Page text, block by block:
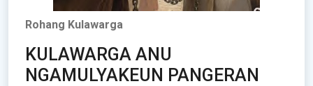
Rohang Kulawarga
KULAWARGA ANU
NGAMULYAKEUN PANGERAN